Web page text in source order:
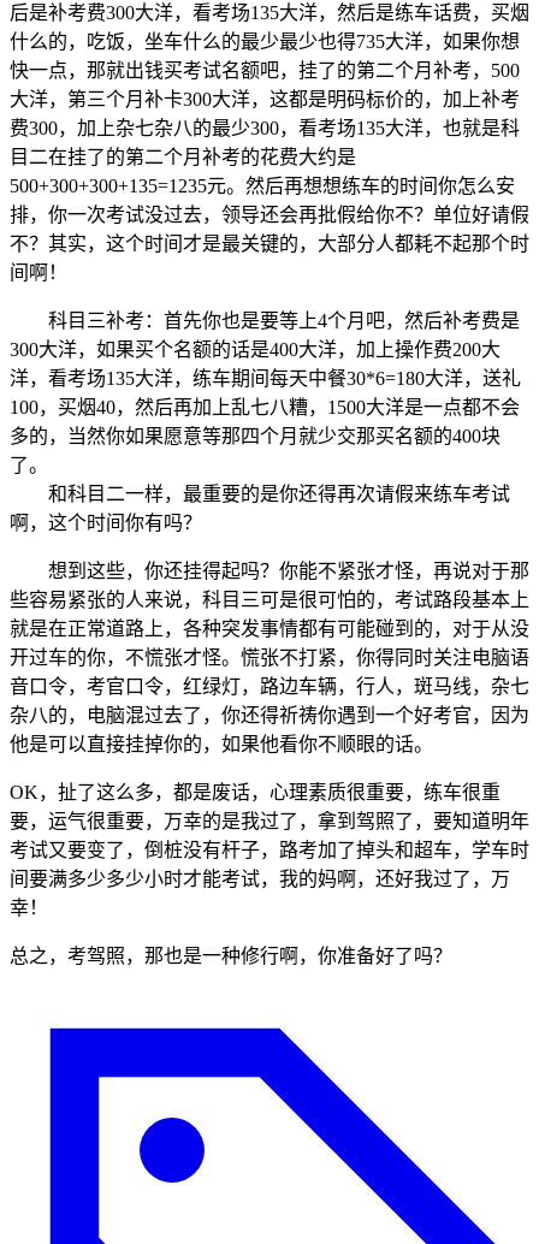
后是补考费300大洋，看考场135大洋，然后是练车话费，买烟
什么的，吃饭，坐车什么的最少最少也得735大洋，如果你想
快一点，那就出钱买考试名额吧，挂了的第二个月补考，500
大洋，第三个月补卡300大洋，这都是明码标价的，加上补考
费300，加上杂七杂八的最少300，看考场135大洋，也就是科
目二在挂了的第二个月补考的花费大约是
500+300+300+135=1235元。然后再想想练车的时间你怎么安
排，你一次考试没过去，领导还会再批假给你不？单位好请假
不？其实，这个时间才是最关键的，大部分人都耗不起那个时
间啊！
科目三补考：首先你也是要等上4个月吧，然后补考费是
300大洋，如果买个名额的话是400大洋，加上操作费200大
洋，看考场135大洋，练车期间每天中餐30*6=180大洋，送礼
100，买烟40，然后再加上乱七八糟，1500大洋是一点都不会
多的，当然你如果愿意等那四个月就少交那买名额的400块
了。
和科目二一样，最重要的是你还得再次请假来练车考试
啊，这个时间你有吗？
想到这些，你还挂得起吗？你能不紧张才怪，再说对于那
些容易紧张的人来说，科目三可是很可怕的，考试路段基本上
就是在正常道路上，各种突发事情都有可能碰到的，对于从没
开过车的你，不慌张才怪。慌张不打紧，你得同时关注电脑语
音口令，考官口令，红绿灯，路边车辆，行人，斑马线，杂七
杂八的，电脑混过去了，你还得祈祷你遇到一个好考官，因为
他是可以直接挂掉你的，如果他看你不顺眼的话。
OK，扯了这么多，都是废话，心理素质很重要，练车很重
要，运气很重要，万幸的是我过了，拿到驾照了，要知道明年
考试又要变了，倒桩没有杆子，路考加了掉头和超车，学车时
间要满多少多少小时才能考试，我的妈啊，还好我过了，万
幸！
总之，考驾照，那也是一种修行啊，你准备好了吗？